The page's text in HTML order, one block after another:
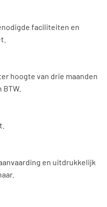
faciliteiten en
hoogte van drie maanden
en uitdrukkelijk